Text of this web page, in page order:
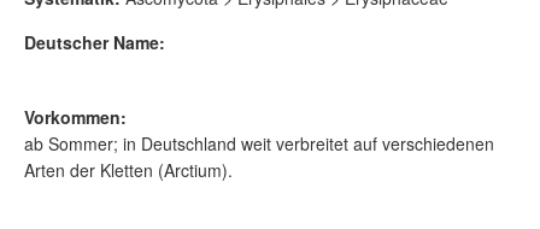
Deutscher Name:
Vorkommen:
ab Sommer; in Deutschland weit verbreitet auf verschiedenen
Arten der Kletten (Arctium).